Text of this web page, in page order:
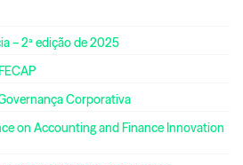
– 2ª edição de 2025
Corporativa
on Accounting and Finance Innovation